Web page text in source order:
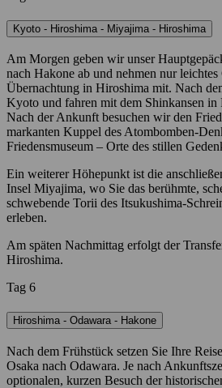
Kyoto - Hiroshima - Miyajima - Hiroshima
Am Morgen geben wir unser
nach Hakone ab und nehmen nur
Übernachtung in Hiroshima mit. Nach
Kyoto und fahren mit dem Shinkansen
Nach der Ankunft besuchen wir den
markanten Kuppel des Atombomben-
Friedensmuseum – Orte des stillen
Ein weiterer Höhepunkt ist die
Insel Miyajima, wo Sie das berühmte,
schwebende Torii des Itsukushima-
erleben.
Am späten Nachmittag erfolgt der
Hiroshima.
Tag 6
Hiroshima - Odawara - Hakone
Nach dem Frühstück setzen Sie Ihre
Osaka nach Odawara. Je nach
optionalen, kurzen Besuch der